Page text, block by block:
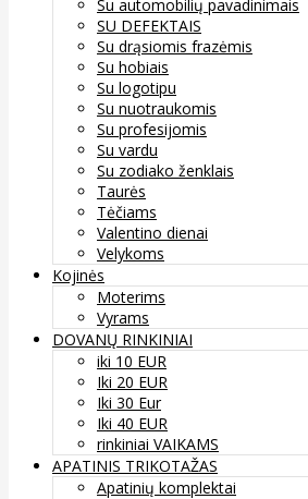
Su automobilių pavadinimais
SU DEFEKTAIS
Su drąsiomis frazėmis
Su hobiais
Su logotipu
Su nuotraukomis
Su profesijomis
Su vardu
Su zodiako ženklais
Taurės
Tėčiams
Valentino dienai
Velykoms
Kojinės
Moterims
Vyrams
DOVANŲ RINKINIAI
iki 10 EUR
Iki 20 EUR
Iki 30 Eur
Iki 40 EUR
rinkiniai VAIKAMS
APATINIS TRIKOTAŽAS
Apatinių komplektai